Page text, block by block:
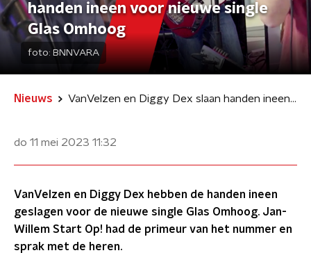
handen ineen voor nieuwe single
Glas Omhoog
foto: BNNVARA
Nieuws VanVelzen en Diggy Dex slaan handen ineen voor nieuwe single Glas Omhoog
do 11 mei 2023 11:32
VanVelzen en Diggy Dex hebben de handen ineen
geslagen voor de nieuwe single Glas Omhoog. Jan-
Willem Start Op! had de primeur van het nummer en
sprak met de heren.